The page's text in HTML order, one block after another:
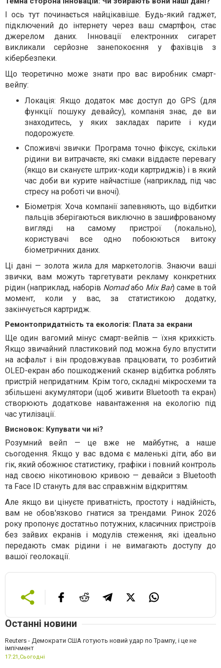
І ось тут починається найцікавіше. Будь-який гаджет,
підключений до інтернету через ваш смартфон, стає
джерелом даних. Інновації електронних сигарет
викликали серйозне занепокоєння у фахівців з
кібербезпеки.
Що теоретично може знати про вас виробник смарт-
вейпу:
Локація: Якщо додаток має доступ до GPS (для
функції пошуку девайсу), компанія знає, де ви
знаходитесь, у яких закладах парите і куди
подорожуєте.
Споживчі звички: Програма точно фіксує, скільки
рідини ви витрачаєте, які смаки віддаєте перевагу
(якщо ви скануєте штрих-коди картриджів) і в який
час доби ви курите найчастіше (наприклад, під час
стресу на роботі чи вночі).
Біометрія: Хоча компанії запевняють, що відбитки
пальців зберігаються виключно в зашифрованому
вигляді на самому пристрої (локально),
користувачі все одно побоюються витоку
біометричних даних.
Ці дані — золота жила для маркетологів. Знаючи ваші
звички, вам можуть таргетувати рекламу конкретних
рідин (наприклад, наборів Nomadабо Mix Bar) саме в той
момент, коли у вас, за статистикою додатку,
закінчується картридж.
Ремонтопридатність та екологія: Плата за екрани
Ще один вагомий мінус смарт-вейпів — їхня крихкість.
Якщо звичайний пластиковий под можна було впустити
на асфальт і він продовжував працювати, то розбитий
OLED-екран або пошкоджений сканер відбитка роблять
пристрій непридатним. Крім того, складні мікросхеми та
збільшені акумулятори (щоб живити Bluetooth та екран)
створюють додаткове навантаження на екологію під
час утилізації.
Висновок: Купувати чи ні?
Розумний вейп — це вже не майбутнє, а наше
сьогодення. Якщо у вас вдома є маленькі діти, або ви
гік, який обожнює статистику, графіки і повний контроль
над своєю нікотиновою кривою — девайси з Bluetooth
та Face ID стануть для вас справжнім відкриттям.
Але якщо ви цінуєте приватність, простоту і надійність,
вам не обов'язково гнатися за трендами. Ринок 2026
року пропонує достатньо потужних, класичних пристроїв
без зайвих екранів і модулів стеження, які ідеально
передають смак рідини і не вимагають доступу до
вашої геолокації.
Останні новини
Reuters - Демократи США готують новий удар по Трампу, і це не
імпічмент
17:21,Сьогодні